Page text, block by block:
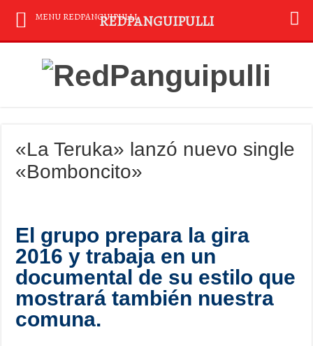
«La Teruka» lanzó nuevo single
«Bomboncito»
El grupo prepara la gira
2016 y trabaja en un
documental de su estilo que
mostrará también nuestra
comuna.
MENU REDPANGUIPULLIREDPANGUIPULLI